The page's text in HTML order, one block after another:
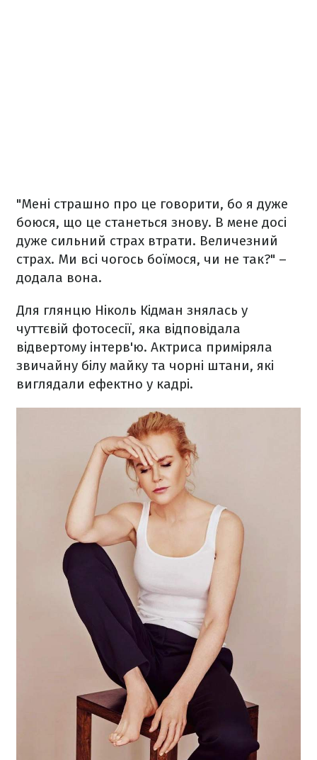
"Мені страшно про це говорити, бо я дуже
боюся, що це станеться знову. В мене досі
дуже сильний страх втрати. Величезний
страх. Ми всі чогось боїмося, чи не так?" –
додала вона.
Для глянцю Ніколь Кідман знялась у
чуттєвій фотосесії, яка відповідала
відвертому інтерв'ю. Актриса приміряла
звичайну білу майку та чорні штани, які
виглядали ефектно у кадрі.